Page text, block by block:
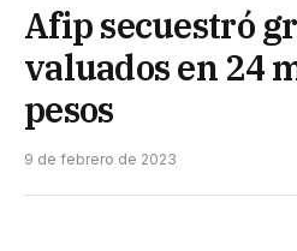
Afip secuestró
valuados en 24
pesos
9 de febrero de 2023